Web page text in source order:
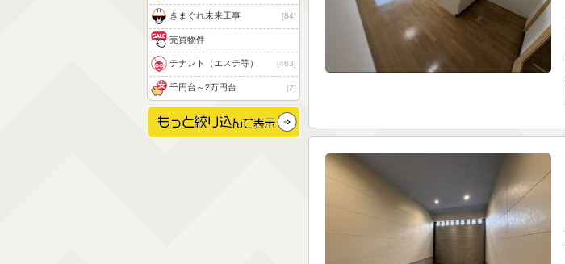
きまぐれ未来工事 84
売買物件
テナント（エステ等） 463
千円台～2万円台 2